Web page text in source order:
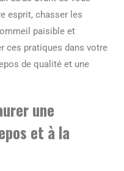
esprit, chasser les
paisible et
ces pratiques dans votre
de qualité et une
une
et à la